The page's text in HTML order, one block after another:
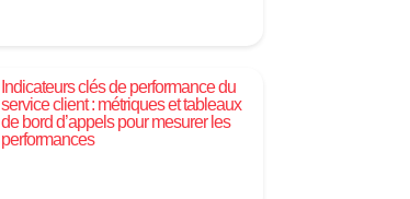
Indicateurs clés de performance du
service client : métriques et tableaux
de bord d’appels pour mesurer les
performances